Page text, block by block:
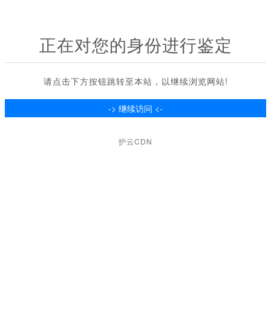
正在对您的身份进行鉴定
请点击下方按钮跳转至本站，以继续浏览网站!
护云CDN